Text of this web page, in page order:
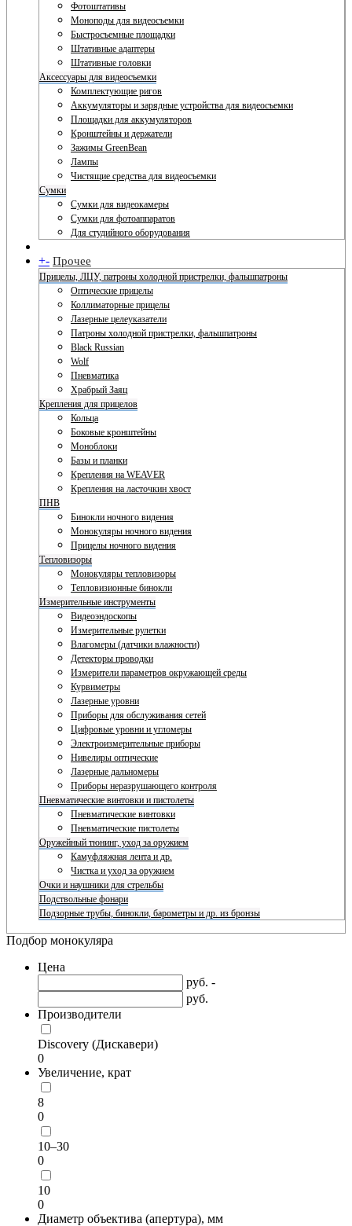
Фотоштативы
Моноподы для видеосъемки
Быстросъемные площадки
Штативные адаптеры
Штативные головки
Аксессуары для видеосъемки
Комплектующие ригов
Аккумуляторы и зарядные устройства для видеосъемки
Площадки для аккумуляторов
Кронштейны и держатели
Зажимы GreenBean
Лампы
Чистящие средства для видеосъемки
Сумки
Сумки для видеокамеры
Сумки для фотоаппаратов
Для студийного оборудования
+- Прочее
Прицелы, ЛЦУ, патроны холодной пристрелки, фальшпатроны
Оптические прицелы
Коллиматорные прицелы
Лазерные целеуказатели
Патроны холодной пристрелки, фальшпатроны
Black Russian
Wolf
Пневматика
Храбрый Заяц
Крепления для прицелов
Кольца
Боковые кронштейны
Моноблоки
Базы и планки
Крепления на WEAVER
Крепления на ласточкин хвост
ПНВ
Бинокли ночного видения
Монокуляры ночного видения
Прицелы ночного видения
Тепловизоры
Монокуляры тепловизоры
Тепловизионные бинокли
Измерительные инструменты
Видеоэндоскопы
Измерительные рулетки
Влагомеры (датчики влажности)
Детекторы проводки
Измерители параметров окружающей среды
Курвиметры
Лазерные уровни
Приборы для обслуживания сетей
Цифровые уровни и угломеры
Электроизмерительные приборы
Нивелиры оптические
Лазерные дальномеры
Приборы неразрушающего контроля
Пневматические винтовки и пистолеты
Пневматические винтовки
Пневматические пистолеты
Оружейный тюнинг, уход за оружием
Камуфляжная лента и др.
Чистка и уход за оружием
Очки и наушники для стрельбы
Подствольные фонари
Подзорные трубы, бинокли, барометры и др. из бронзы
Подбор монокуляра
Цена
руб. -
руб.
Производители
Discovery (Дискавери)
0
Увеличение, крат
8
0
10–30
0
10
0
Диаметр объектива (апертура), мм